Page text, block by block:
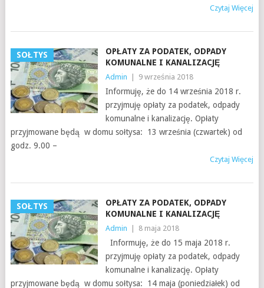
Czytaj Więcej
SOŁTYS
OPŁATY ZA PODATEK, ODPADY
KOMUNALNE I KANALIZACJĘ
Admin 9 września 2018
Informuję, że do 14 września 2018 r.
przyjmuję opłaty za podatek, odpady
komunalne i kanalizację. Opłaty
przyjmowane będą w domu sołtysa: 13 września (czwartek) od
godz. 9.00 –
Czytaj Więcej
SOŁTYS
OPŁATY ZA PODATEK, ODPADY
KOMUNALNE I KANALIZACJĘ
Admin 8 maja 2018
Informuję, że do 15 maja 2018 r.
przyjmuję opłaty za podatek, odpady
komunalne i kanalizację. Opłaty
przyjmowane będą w domu sołtysa: 14 maja (poniedziałek) od